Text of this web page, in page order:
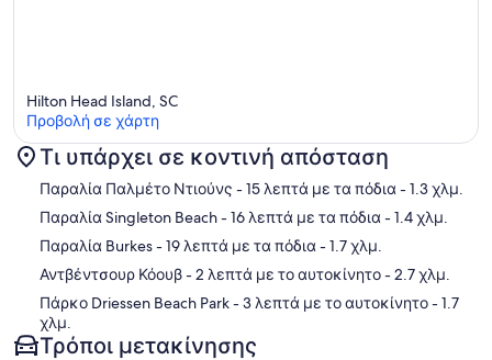
Χάρτης
Hilton Head Island, SC
Προβολή σε χάρτη
Τι υπάρχει σε κοντινή απόσταση
Παραλία Παλμέτο Ντιούνς - 15 λεπτά με τα πόδια- 1.3 χλμ.
Παραλία Singleton Beach- 16 λεπτά με τα πόδια- 1.4 χλμ.
Παραλία Burkes- 19 λεπτά με τα πόδια- 1.7 χλμ.
Αντβέντσουρ Κόουβ- 2 λεπτά με το αυτοκίνητο- 2.7 χλμ.
Πάρκο Driessen Beach Park- 3 λεπτά με το αυτοκίνητο- 1.7
χλμ.
Τρόποι μετακίνησης